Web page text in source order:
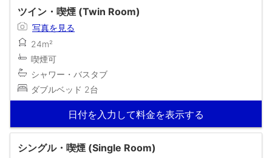
ツイン・喫煙 (Twin Room)
写真を見る
24m²
喫煙可
シャワー・バスタブ
ダブルベッド 2台
日付を入力して料金を表示する
シングル・喫煙 (Single Room)